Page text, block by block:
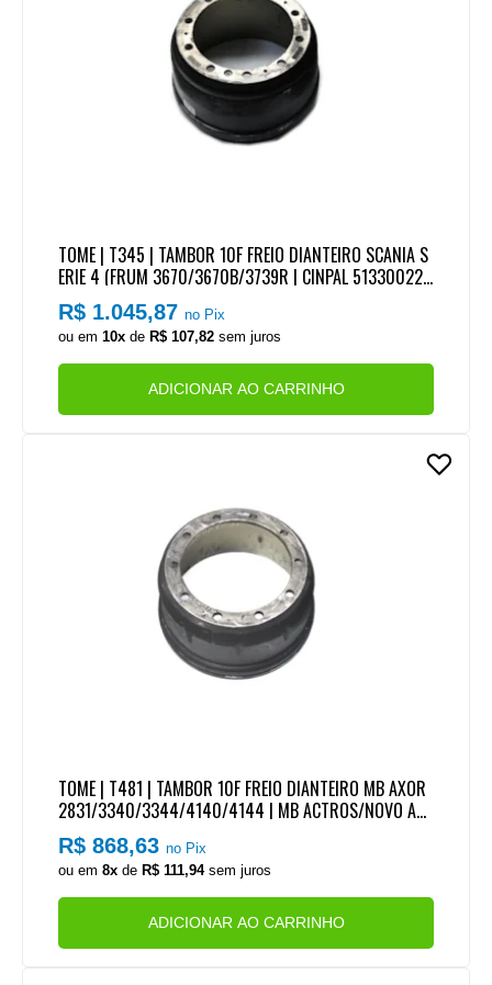
TOME | T345 | TAMBOR 10F FREIO DIANTEIRO SCANIA S
ERIE 4 (FRUM 3670/3670B/3739R | CINPAL 51330022 |
BATISTA 5010 | DURAMETAL 04112)
R$ 1.045,87no Pix
ou em10x de R$ 107,82 sem juros
ADICIONAR AO CARRINHO
TOME | T481 | TAMBOR 10F FREIO DIANTEIRO MB AXOR
2831/3340/3344/4140/4144 | MB ACTROS/NOVO AC
TROS (LONA MB185) (ALTURA TOTAL 237MM)
R$ 868,63no Pix
ou em8x deR$ 111,94sem juros
ADICIONAR AO CARRINHO